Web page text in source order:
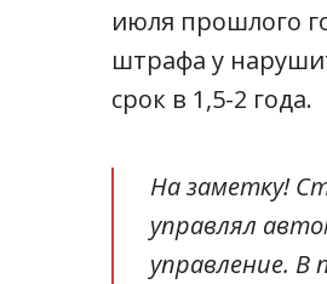
июля прошлого
штрафа у
срок в 1,5-2 года.
На заметку!
управлял
управление.